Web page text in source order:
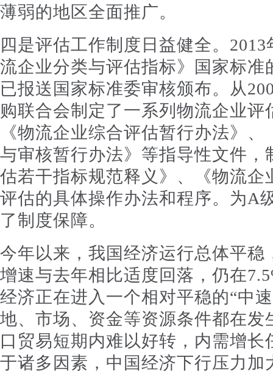
薄弱的地区全面推广。
四是评估工作制度日益健全。
流企业分类与评估指标》国家标
已报送国家标准委审核颁布。从
购联合会制定了一系列物流企业
《物流企业综合评估暂行办法》
与审核暂行办法》等指导性文件
估若干指标规范释义》、《物流
评估的具体操作办法和程序。为A
了制度保障。
今年以来，我国经济运行总体平稳
增速与去年相比适度回落，仍在
经济正在进入一个相对平稳的“中
地、市场、资金等资源条件都在
口贸易短期内难以好转，内需增
于诸多因素，中国经济下行压力